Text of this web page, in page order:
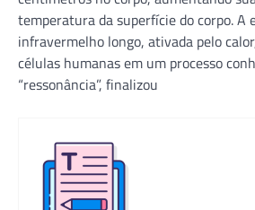
temperatura da superfície do corpo. A
infravermelho longo, ativada pelo
células humanas em um processo
“ressonância”, finalizou